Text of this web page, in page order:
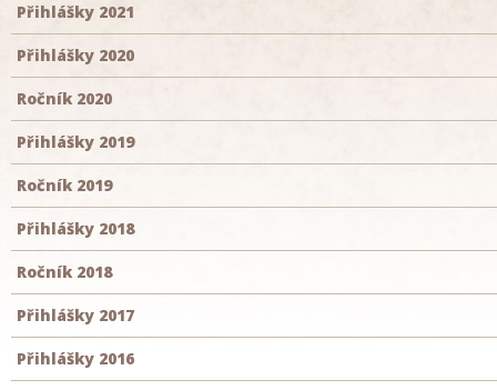
Přihlášky 2021
Přihlášky 2020
Ročník 2020
Přihlášky 2019
Ročník 2019
Přihlášky 2018
Ročník 2018
Přihlášky 2017
Přihlášky 2016